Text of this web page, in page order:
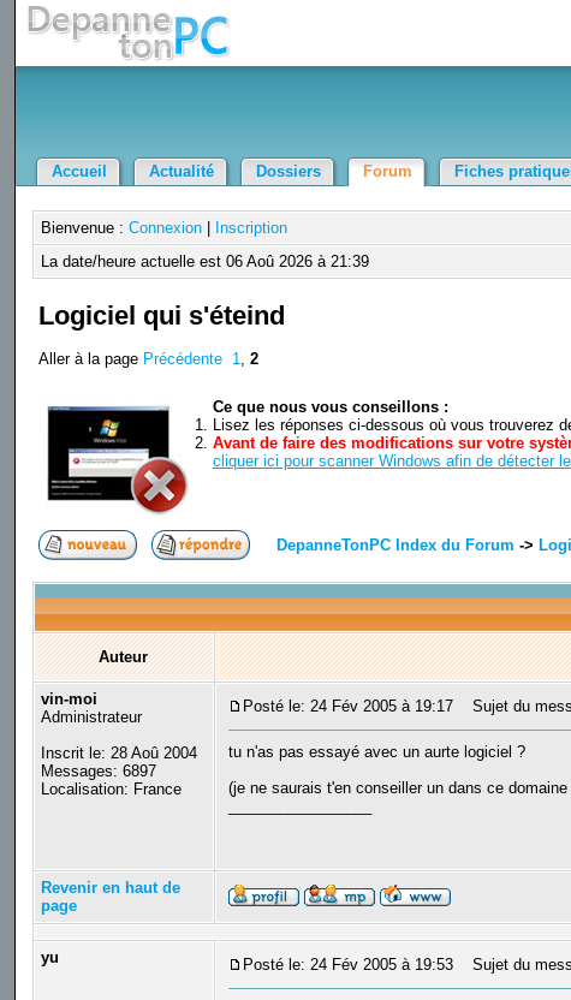
Accueil Actualité Dossiers Forum Fiches
Bienvenue : Connexion|
Inscription
La date/heure actuelle est 06 Aoû 2026 à 21:39
Logiciel qui s'éteind
Aller à la page Précédente 1, 2
Ce que nous vous conseillons :
Lisez les réponses ci-dessous où vous trouverez
Avant de faire des modifications sur votre
cliquer ici pour scanner Windows afin de détecter
DepanneTonPC Index du Forum ->
Auteur
vin-moi
Administrateur
Inscrit le: 28 Aoû 2004
Messages: 6897
Localisation: France
Posté le: 24 Fév 2005 à 19:17 Sujet du
tu n'as pas essayé avec un aurte logiciel ?
(je ne saurais t'en conseiller un dans ce
Revenir en haut de
page
yu Posté le: 24 Fév 2005 à 19:53 Sujet du